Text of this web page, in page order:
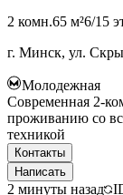
2 комн.65 м²6/15
г. Минск, ул.
Молодежная
Современная 2-
проживанию со
техникой
Контакты
Написать
2 минуты назад